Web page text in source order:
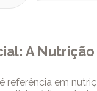
A
referência em